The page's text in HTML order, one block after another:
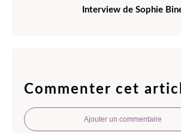
Interview de Sophie
Commenter cet
Ajouter un commentaire